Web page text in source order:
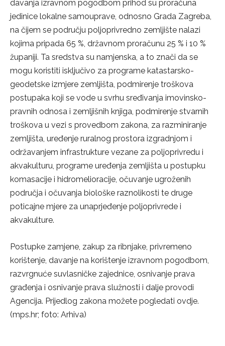
davanja izravnom pogodbom prihod su proračuna
jedinice lokalne samouprave, odnosno Grada Zagreba,
na čijem se području poljoprivredno zemljište nalazi
kojima pripada 65 %, državnom proračunu 25 % i 10 %
županiji. Ta sredstva su namjenska, a to znači da se
mogu koristiti isključivo za programe katastarsko-
geodetske izmjere zemljišta, podmirenje troškova
postupaka koji se vode u svrhu sređivanja imovinsko-
pravnih odnosa i zemljišnih knjiga, podmirenje stvarnih
troškova u vezi s provedbom zakona, za razminiranje
zemljišta, uređenje ruralnog prostora izgradnjom i
održavanjem infrastrukture vezane za poljoprivredu i
akvakulturu, programe uređenja zemljišta u postupku
komasacije i hidromelioracije, očuvanje ugroženih
područja i očuvanja biološke raznolikosti te druge
poticajne mjere za unaprjeđenje poljoprivrede i
akvakulture.
Postupke zamjene, zakup za ribnjake, privremeno
korištenje, davanje na korištenje izravnom pogodbom,
razvrgnuće suvlasničke zajednice, osnivanje prava
građenja i osnivanje prava služnosti i dalje provodi
Agencija. Prijedlog zakona možete pogledati ovdje.
(mps.hr; foto: Arhiva)